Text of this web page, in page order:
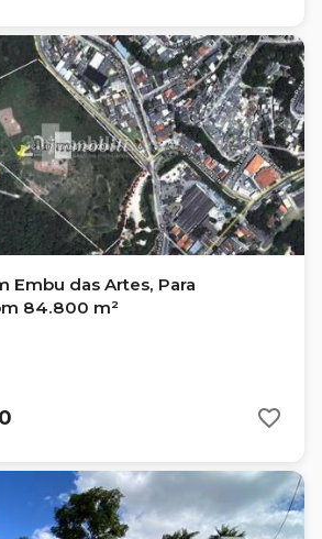
Embu das Artes, Para
84.800 m²